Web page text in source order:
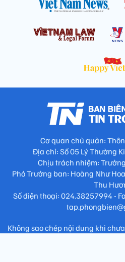
Cơ quan chủ quản:
Địa chỉ: Số 05 Lý Thường
Chịu trách nhiệm:
Phó Trưởng ban: Hoàng Như
Thu
Số điện thoại: 024.38257994 -
Không sao chép nội dung khi